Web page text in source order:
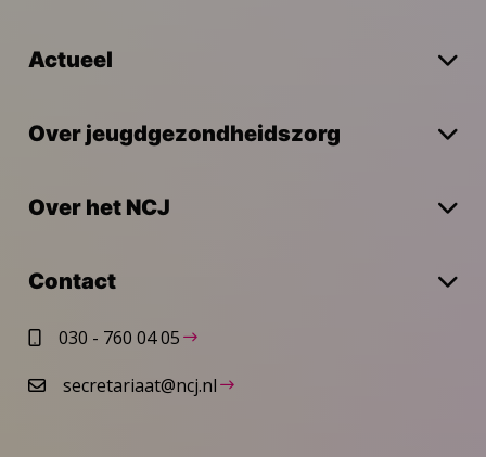
Actueel
Over jeugdgezondheidszorg
Over het NCJ
Contact
030 - 760 04 05
secretariaat@ncj.nl